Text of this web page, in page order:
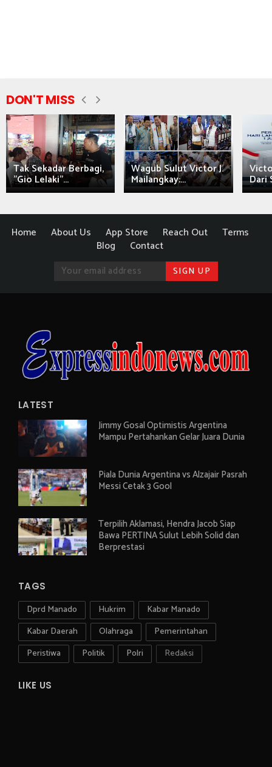
DON'T MISS
Tak Sekadar Berbagi,
"Gio Lelaki"...
Wagub Sulut Victor J.
Mailangkay:... Dari
Home About Us App Store Reach Out
Terms
Blog
Contact
LATEST
Jimmy Gosal Optimistis Argentina
Mampu Pertahankan Gelar Juara Dunia
Piala Dunia Argentina vs Alzajair Pasrah
Messi Cetak 3 Gool
Terpilih Aklamasi, Hendra Jacob Siap
Bawa PERTINA Sulut Lebih Solid dan
Berprestasi
TAGS
Dprd Manado Hukrim
Kabar Manado
Kabar Daerah
Olahraga
Pemerintahan
Peristiwa
Politik Polri Redaksi
LIKE US